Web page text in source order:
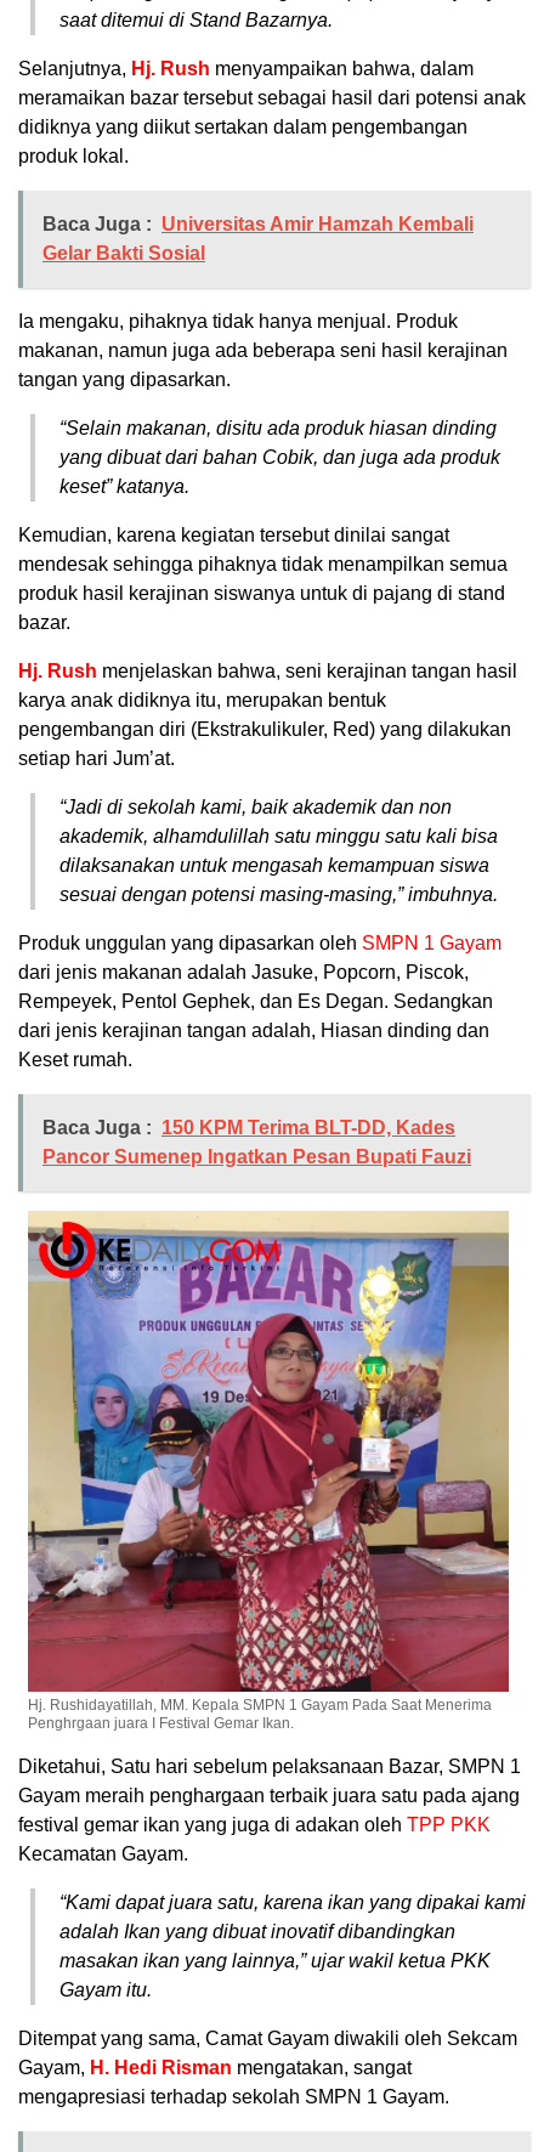
saat ditemui di Stand Bazarnya.
Selanjutnya, Hj. Rush menyampaikan bahwa, dalam
meramaikan bazar tersebut sebagai hasil dari potensi anak
didiknya yang diikut sertakan dalam pengembangan
produk lokal.
Baca Juga : Universitas Amir Hamzah Kembali
Gelar Bakti Sosial
Ia mengaku, pihaknya tidak hanya menjual. Produk
makanan, namun juga ada beberapa seni hasil kerajinan
tangan yang dipasarkan.
“Selain makanan, disitu ada produk hiasan dinding
yang dibuat dari bahan Cobik, dan juga ada produk
keset” katanya.
Kemudian, karena kegiatan tersebut dinilai sangat
mendesak sehingga pihaknya tidak menampilkan semua
produk hasil kerajinan siswanya untuk di pajang di stand
bazar.
Hj. Rush menjelaskan bahwa, seni kerajinan tangan hasil
karya anak didiknya itu, merupakan bentuk
pengembangan diri (Ekstrakulikuler, Red) yang dilakukan
setiap hari Jum’at.
“Jadi di sekolah kami, baik akademik dan non
akademik, alhamdulillah satu minggu satu kali bisa
dilaksanakan untuk mengasah kemampuan siswa
sesuai dengan potensi masing-masing,” imbuhnya.
Produk unggulan yang dipasarkan oleh SMPN 1 Gayam
dari jenis makanan adalah Jasuke, Popcorn, Piscok,
Rempeyek, Pentol Gephek, dan Es Degan. Sedangkan
dari jenis kerajinan tangan adalah, Hiasan dinding dan
Keset rumah.
Baca Juga : 150 KPM Terima BLT-DD, Kades
Pancor Sumenep Ingatkan Pesan Bupati Fauzi
Hj. Rushidayatillah, MM. Kepala SMPN 1 Gayam Pada Saat Menerima
Penghrgaan juara I Festival Gemar Ikan.
Diketahui, Satu hari sebelum pelaksanaan Bazar, SMPN 1
Gayam meraih penghargaan terbaik juara satu pada ajang
festival gemar ikan yang juga di adakan oleh TPP PKK
Kecamatan Gayam.
“Kami dapat juara satu, karena ikan yang dipakai kami
adalah Ikan yang dibuat inovatif dibandingkan
masakan ikan yang lainnya,” ujar wakil ketua PKK
Gayam itu.
Ditempat yang sama, Camat Gayam diwakili oleh Sekcam
Gayam, H. Hedi Risman mengatakan, sangat
mengapresiasi terhadap sekolah SMPN 1 Gayam.